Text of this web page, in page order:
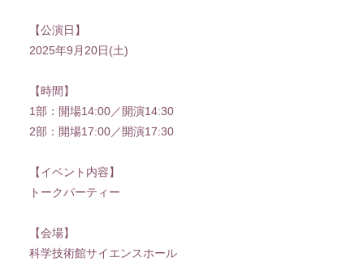
RADIO
【公演日】
2025年9月20日(土)
【時間】
1部：開場14:00／開演14:30
2部：開場17:00／開演17:30
【イベント内容】
トークパーティー
【会場】
科学技術館サイエンスホール